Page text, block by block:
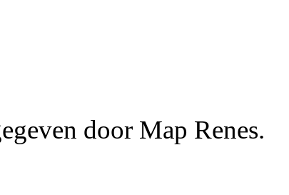
door Map Renes.